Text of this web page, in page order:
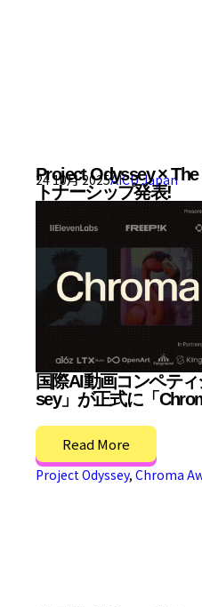
Project Odyssey ×
トナーシップ発表!
24 10月 2025AICU Japan
国際AI動画コンペテ
sey」が正式に「
Read More
Project Odyssey, Chroma